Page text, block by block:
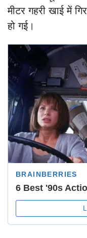
मीटर गहरी खाई में
हो गई।